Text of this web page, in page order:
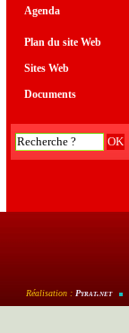
Agenda
Plan du site Web
Sites Web
Documents
Réalisation :Pyrat.net